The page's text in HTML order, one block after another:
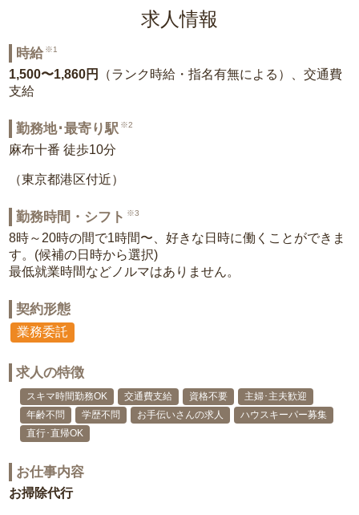
求人情報
時給 ※1
1,500〜1,860円
（ランク時給・指名有無による）、交通費
支給
勤務地･最寄り駅 ※2
麻布十番 徒歩10分
（東京都港区付近）
勤務時間・シフト ※3
8時～20時の間で1時間〜、好きな日時に働くことができま
す。(候補の日時から選択)
最低就業時間などノルマはありません。
契約形態
業務委託
求人の特徴
スキマ時間勤務OK 交通費支給 資格不要
主婦･主夫歓迎
年齢不問
学歴不問 お手伝いさんの求人
ハウスキーパー募集
直行･直帰OK
お仕事内容
お掃除代行